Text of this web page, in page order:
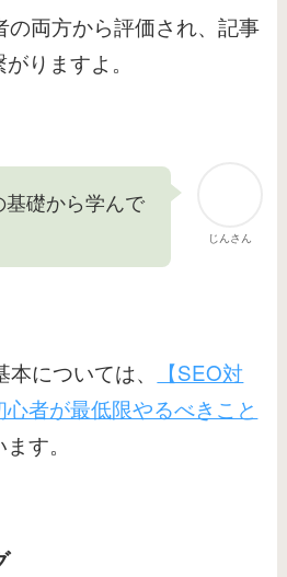
の両方から評価され、記事
りますよ。
じんさん
礎から学んで
については、
【SEO対
者が最低限やるべきこと
す。